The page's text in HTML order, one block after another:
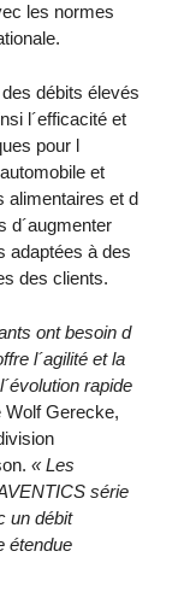
les normes
débits élevés
l´efficacité et
pour l
et
alimentaires et d
d´augmenter
adaptées à des
des clients.
ont besoin d
l´agilité et la
rapide
Wolf Gerecke,
« Les
série
un débit
étendue